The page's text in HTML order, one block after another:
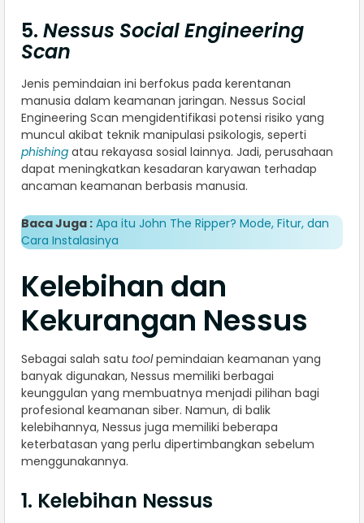
5. Nessus Social Engineering
Scan
Jenis pemindaian ini berfokus pada kerentanan
manusia dalam keamanan jaringan. Nessus Social
Engineering Scan mengidentifikasi potensi risiko yang
muncul akibat teknik manipulasi psikologis, seperti
phishing atau rekayasa sosial lainnya. Jadi, perusahaan
dapat meningkatkan kesadaran karyawan terhadap
ancaman keamanan berbasis manusia.
Baca Juga : Apa itu John The Ripper? Mode, Fitur, dan
Cara Instalasinya
Kelebihan dan
Kekurangan Nessus
Sebagai salah satu toolpemindaian keamanan yang
banyak digunakan, Nessus memiliki berbagai
keunggulan yang membuatnya menjadi pilihan bagi
profesional keamanan siber. Namun, di balik
kelebihannya, Nessus juga memiliki beberapa
keterbatasan yang perlu dipertimbangkan sebelum
menggunakannya.
1. Kelebihan Nessus